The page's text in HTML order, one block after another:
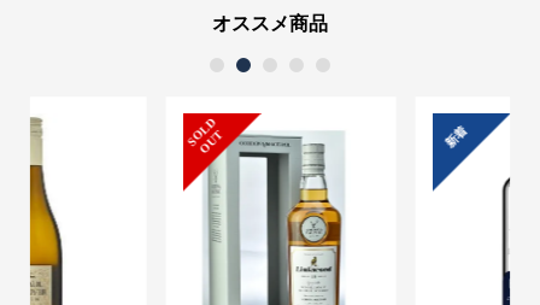
オススメ商品
新着
1 2 3 4 5